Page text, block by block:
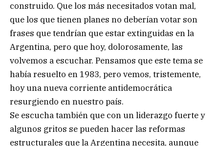
construido. Que los más necesitados votan mal,
que los que tienen planes no deberían votar son
frases que tendrían que estar extinguidas en la
Argentina, pero que hoy, dolorosamente, las
volvemos a escuchar. Pensamos que este tema se
había resuelto en 1983, pero vemos, tristemente,
hoy una nueva corriente antidemocrática
resurgiendo en nuestro país.
Se escucha también que con un liderazgo fuerte y
algunos gritos se pueden hacer las reformas
estructurales que la Argentina necesita, aunque